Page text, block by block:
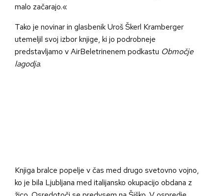
malo začarajo.«
Tako je novinar in glasbenik Uroš Škerl Kramberger
utemeljil svoj izbor knjige, ki jo podrobneje
predstavljamo v AirBeletrinenem podkastu Območje
lagodja.
Knjiga bralce popelje v čas med drugo svetovno vojno,
ko je bila Ljubljana med italijansko okupacijo obdana z